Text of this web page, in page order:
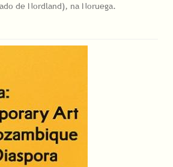
de Nordland), na Noruega.